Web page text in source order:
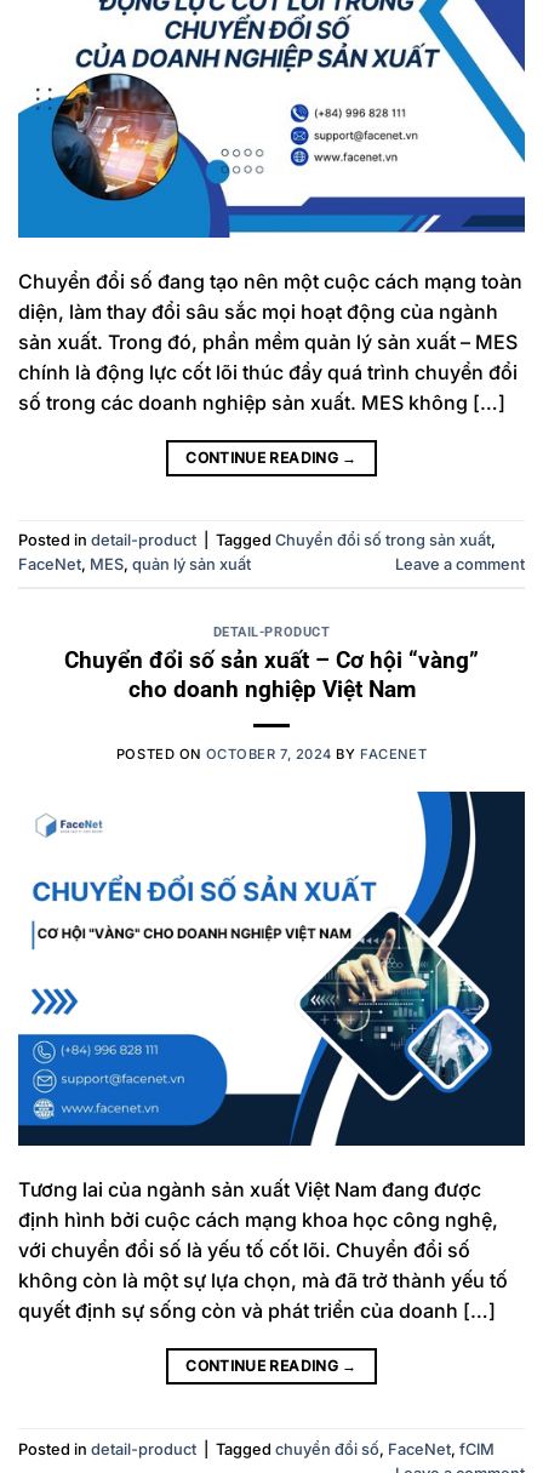
Chuyển đổi số đang tạo nên một cuộc cách mạng toàn
diện, làm thay đổi sâu sắc mọi hoạt động của ngành
sản xuất. Trong đó, phần mềm quản lý sản xuất – MES
chính là động lực cốt lõi thúc đẩy quá trình chuyển đổi
số trong các doanh nghiệp sản xuất. MES không […]
CONTINUE READING →
Posted in detail-product Tagged Chuyển đổi số trong sản xuất,
FaceNet, MES, quản lý sản xuất Leave a comment
DETAIL-PRODUCT
Chuyển đổi số sản xuất – Cơ hội “vàng”
cho doanh nghiệp Việt Nam
POSTED ON OCTOBER 7, 2024 BY FACENET
Tương lai của ngành sản xuất Việt Nam đang được
định hình bởi cuộc cách mạng khoa học công nghệ,
với chuyển đổi số là yếu tố cốt lõi. Chuyển đổi số
không còn là một sự lựa chọn, mà đã trở thành yếu tố
quyết định sự sống còn và phát triển của doanh […]
CONTINUE READING →
Posted in detail-product Tagged chuyển đổi số, FaceNet, fCIM